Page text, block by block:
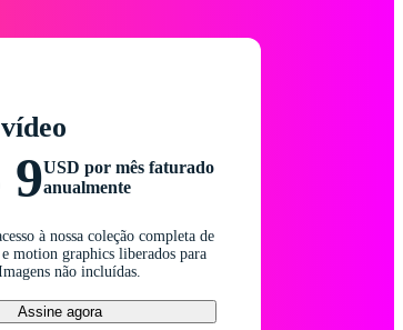
9USD por mês faturado
anualmente
à nossa coleção completa de
motion graphics liberados para
não incluídas.
Assine agora